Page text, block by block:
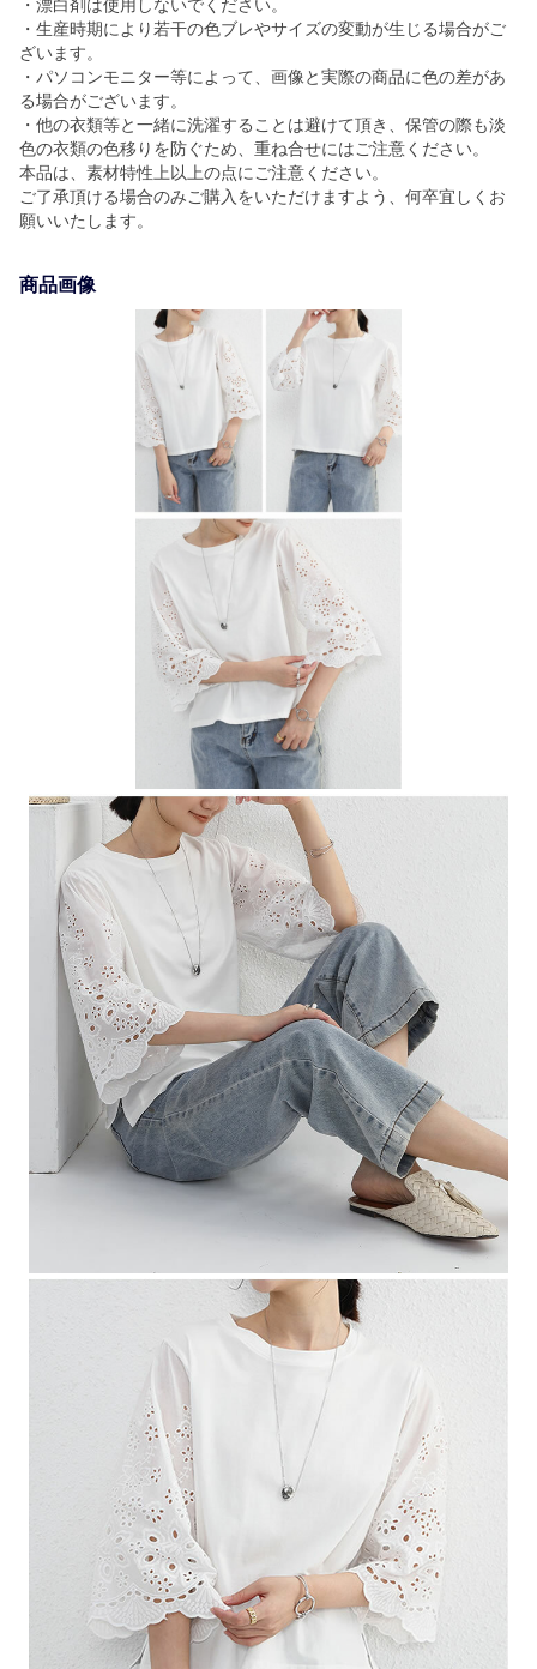
・漂白剤は使用しないでください。
・生産時期により若干の色ブレやサイズの変動が生じる場合がご
ざいます。
・パソコンモニター等によって、画像と実際の商品に色の差があ
る場合がございます。
・他の衣類等と一緒に洗濯することは避けて頂き、保管の際も淡
色の衣類の色移りを防ぐため、重ね合せにはご注意ください。
本品は、素材特性上以上の点にご注意ください。
ご了承頂ける場合のみご購入をいただけますよう、何卒宜しくお
願いいたします。
商品画像